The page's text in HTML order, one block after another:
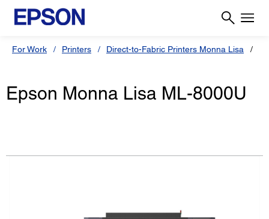
For Work Printers Direct-to-Fabric Printers Monna Lisa
Epson Monna Lisa ML-8000U